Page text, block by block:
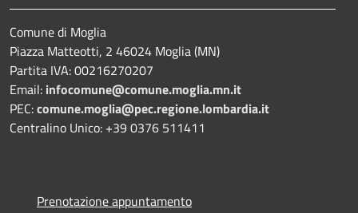
Comune di Moglia
Piazza Matteotti, 2 46024 Moglia (MN)
Partita IVA: 00216270207
Email: infocomune@comune.moglia.mn.it
PEC:comune.moglia@pec.regione.lombardia.it
Centralino Unico: +39 0376 511411
Prenotazione appuntamento